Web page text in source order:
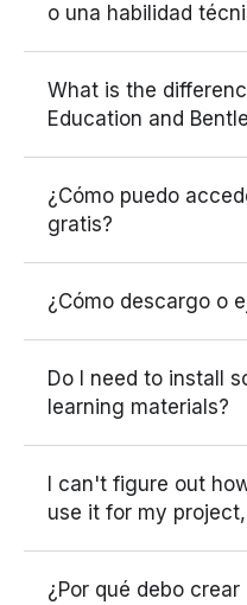
o una habilidad
What is the
Education and
¿Cómo puedo
gratis?
¿Cómo descargo o
Do I need to install
learning materials?
I can't figure out
use it for my
¿Por qué debo